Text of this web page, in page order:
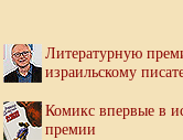
Литературную
израильскому
Комикс впервые в
премии